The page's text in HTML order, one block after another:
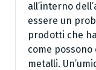
all’interno
essere un
prodotti che
come
metalli.